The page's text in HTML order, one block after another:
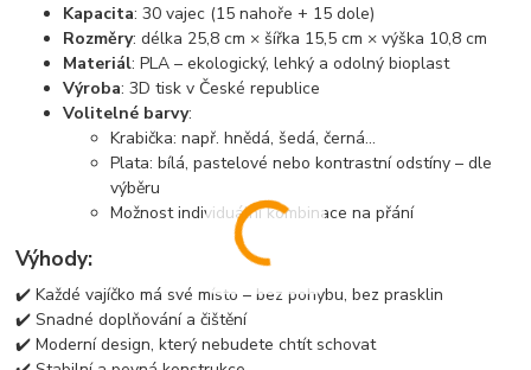
Kapacita: 30 vajec (15 nahoře + 15 dole)
Rozměry: délka 25,8 cm × šířka 15,5 cm × výška 10,8 cm
Materiál: PLA – ekologický, lehký a odolný bioplast
Výroba: 3D tisk v České republice
Volitelné barvy:
Krabička: např. hnědá, šedá, černá...
Plata: bílá, pastelové nebo kontrastní odstíny – dle
výběru
Možnost individuální kombinace na přání
Výhody:
✔️ Každé vajíčko má své místo – bez pohybu, bez prasklin
✔️ Snadné doplňování a čištění
✔️ Moderní design, který nebudete chtít schovat